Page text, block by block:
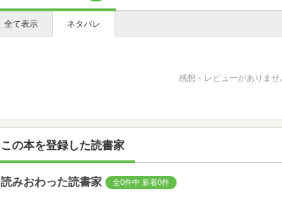
全て表示 ネタバレ
感想・レビューがありませ
この本を登録した読書家
読みおわった読書家 全0件中 新着0件